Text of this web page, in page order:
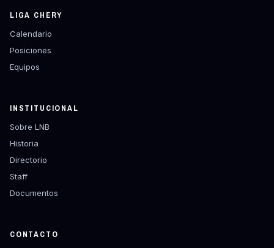
LIGA CHERY
Calendario
Posiciones
Equipos
INSTITUCIONAL
Sobre LNB
Historia
Directorio
Staff
Documentos
CONTACTO